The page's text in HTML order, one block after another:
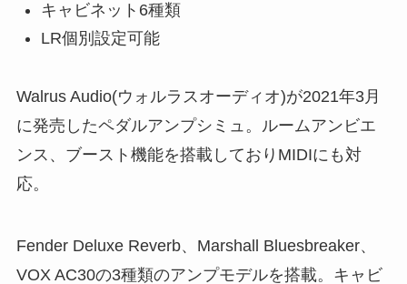
キャビネット6種類
LR個別設定可能
Walrus Audio(ウォルラスオーディオ)が2021年3月
に発売したペダルアンプシミュ。ルームアンビエ
ンス、ブースト機能を搭載しておりMIDIにも対
応。
Fender Deluxe Reverb、Marshall Bluesbreaker、
VOX AC30の3種類のアンプモデルを搭載。キャビ